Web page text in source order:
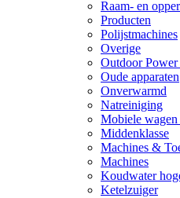
Raam- en
Producten
Polijstmachines
Overige
Outdoor
Oude apparaten
Onverwarmd
Natreiniging
Mobiele wagen
Middenklasse
Machines &
Machines
Koudwater
Ketelzuiger